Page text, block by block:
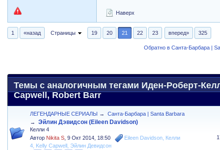
Наверх
1 «назад Страницы 19 20 21 22 23 вперед» 325
Обратно в Санта-Барбара |
Темы с аналогичным тегами Иден-Роберт-
Capwell, Robert Barr
ЛЕГЕНДАРНЫЕ СЕРИАЛЫ →
Санта-Барбара | Santa Barbara
→
Эйлин Дэвидсон (Eileen Davidson)
Келли 4
Автор Nikita S ,9 Окт 2014, 18:50 Eileen Davidson Келли
4 Kelly Capwell Эйлин Девидсон